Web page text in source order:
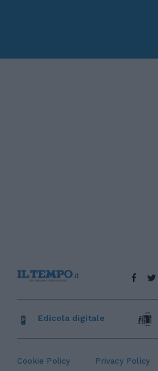
Cookie Policy Privacy Policy
Edicola digitale